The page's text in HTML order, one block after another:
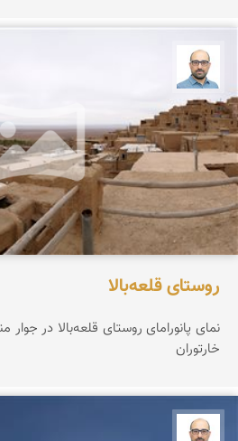
روستای قلعه‌بالا
نمای پانورامای روستای قلعه‌بالا در
خارتوران